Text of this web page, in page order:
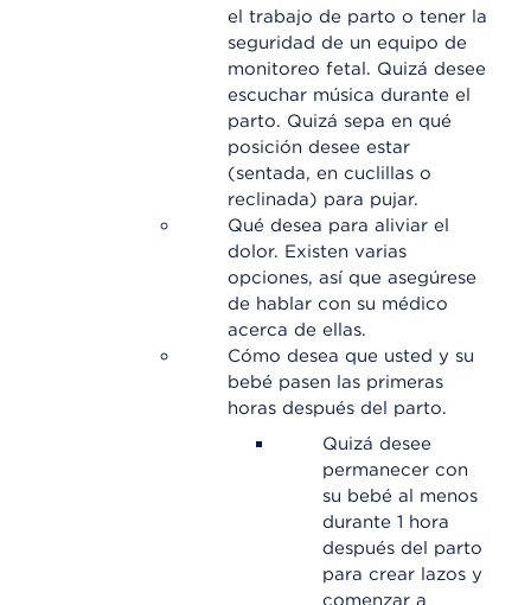
el trabajo de parto o tener la
seguridad de un equipo de
monitoreo fetal. Quizá desee
escuchar música durante el
parto. Quizá sepa en qué
posición desee estar
(sentada, en cuclillas o
reclinada) para pujar.
Qué desea para aliviar el
dolor. Existen varias
opciones, así que asegúrese
de hablar con su médico
acerca de ellas.
Cómo desea que usted y su
bebé pasen las primeras
horas después del parto.
Quizá desee
permanecer con
su bebé al menos
durante 1 hora
después del parto
para crear lazos y
comenzar a